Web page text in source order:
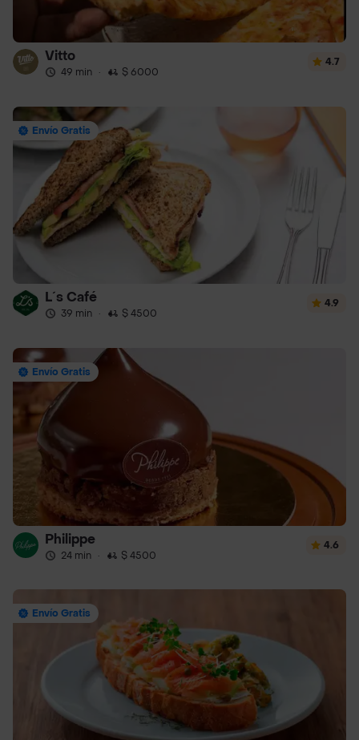
Vitto
49 min · $ 6000
4.7
Envío Gratis
L´s Café
39 min · $ 4500
4.9
Envío Gratis
Philippe
24 min · $ 4500
4.6
Envío Gratis